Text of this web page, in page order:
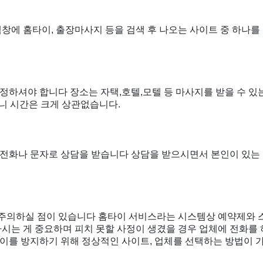
에 홈타이, 출장마사지 등을 검색 후 나오는 사이트 중 하나
하셔야 합니다 장소는 자택,호텔,모텔 등 마사지를 받을 수
시간은 크게 상관없습니다.
화나 문자로 상담을 받습니다 상담을 받으시면서 본인이 있
하실 점이 있습니다 홈타이 서비스라는 시스템상 예약제와
는 게 중요하며 피치 못할 사정이 생겼을 경우 업체에 전화
를 방지하기 위해 정상적인 사이트, 업체를 선택하는 방법이